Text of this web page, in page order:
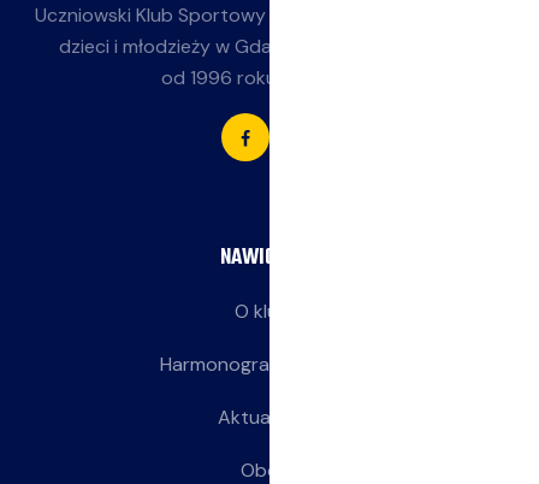
Uczniowski Klub Sportowy
dzieci i młodzieży w Gdańsku-Jasieniu. Działamy
od 1996 roku przy SP 85.
NAWIGACJA
O klubie
Harmonogram treningów
Aktualności
Obozy